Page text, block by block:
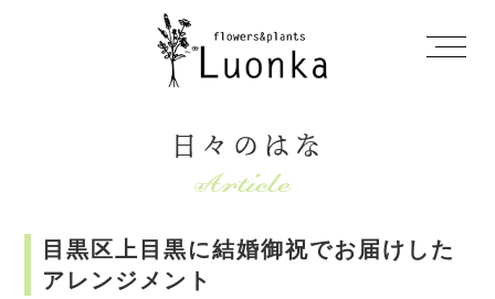
日々のはな
目黒区上目黒に結婚御祝でお届けした
アレンジメント